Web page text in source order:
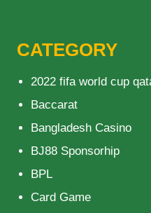
CATEGORY
2022 fifa world cup
Baccarat
Bangladesh Casino
BJ88 Sponsorhip
BPL
Card Game